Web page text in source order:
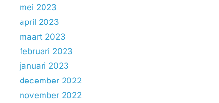
mei 2023
april 2023
maart 2023
februari 2023
januari 2023
december 2022
november 2022